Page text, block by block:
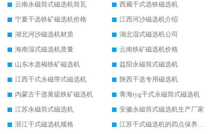
云南永磁筒式磁选机筒瓦
西藏干式选铁磁选机
宁夏干选铁矿磁选机价格
江西河沙磁选机介绍
湖北河沙磁选机材质
湖北湿式磁选机公司
海南湿式磁选机质量
云南铁矿磁选机价格
山东水选褐铁矿磁选机
益阳永磁筒式磁选机
江西干式永磁带式磁选机
陕西干选专用磁选机
内蒙古干选黄硫铁矿磁选机
青海tyg干式永磁筒式磁选机
江苏永磁筒式磁选机
安徽永磁筒式磁选机生产厂家
浙江干式磁选机规格
江苏干式磁选机的四点保养秘籍